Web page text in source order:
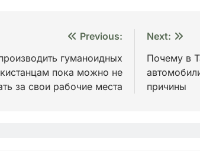
Previous:
гуманоидных
пока можно не
за свои рабочие места
Next:
Почему в
причины